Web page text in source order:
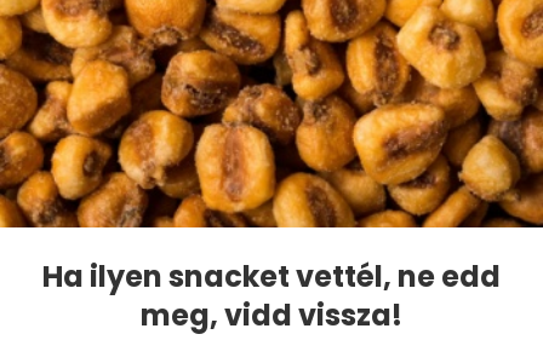
Ha ilyen snacket vettél, ne edd
meg, vidd vissza!